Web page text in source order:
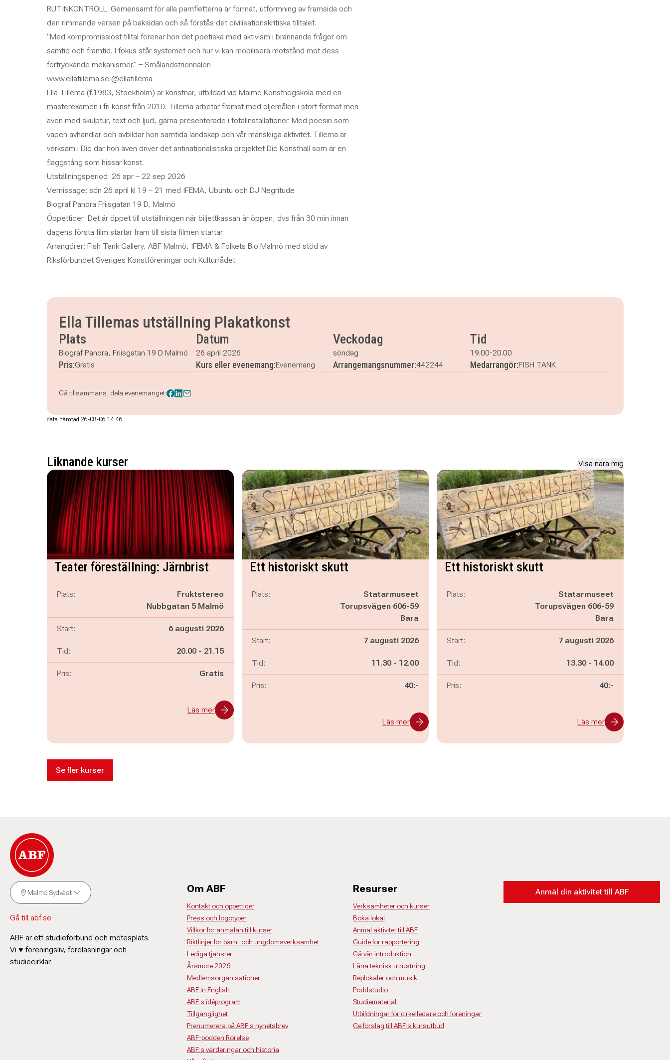
RUTINKONTROLL. Gemensamt för alla pamfletterna är format, utformning av framsida och
den rimmande versen på baksidan och så förstås det civilisationskritiska tilltalet.
“Med kompromisslöst tilltal förenar hon det poetiska med aktivism i brännande frågor om
samtid och framtid. I fokus står systemet och hur vi kan mobilisera motstånd mot dess
förtryckande mekanismer." – Smålandstriennalen
www.ellatillema.se @ellatillema
Ella Tillema (f.1983, Stockholm) är konstnär, utbildad vid Malmö Konsthögskola med en
masterexamen i fri konst från 2010. Tillema arbetar främst med oljemåleri i stort format men
även med skulptur, text och ljud, gärna presenterade i totalinstallationer. Med poesin som
vapen avhandlar och avbildar hon samtida landskap och vår mänskliga aktivitet. Tillema är
verksam i Diö där hon även driver det antinationalistiska projektet Diö Konsthall som är en
flaggstång som hissar konst.
Utställningsperiod: 26 apr – 22 sep 2026
Vernissage: sön 26 april kl 19 – 21 med IFEMA, Ubuntu och DJ Negritude
Biograf Panora Friisgatan 19 D, Malmö
Öppettider: Det är öppet till utställningen när biljettkassan är öppen, dvs från 30 min innan
dagens första film startar fram till sista filmen startar.
Arrangörer: Fish Tank Gallery, ABF Malmö, IFEMA & Folkets Bio Malmö med stöd av
Riksförbundet Sveriges Konstföreningar och Kulturrådet
Ella Tillemas utställning Plakatkonst
Plats
Biograf Panora, Friisgatan 19 D Malmö
Datum
26 april 2026
Veckodag
söndag
Tid
19.00-20.00
Pris:Gratis Kurs eller evenemang:Evenemang Arrangemangsnummer:442244 Medarrangör:FISH TANK
Gå tillsammans, dela evenemanget:
data hämtad 26-08-06 14.46
Liknande kurser Visa nära mig
Teater föreställning: Järnbrist
Plats:
Fruktstereo
Nubbgatan 5 Malmö
Start: 6 augusti 2026
Tid: Pågår mellan
20.00 - och
21.15
Pris: Gratis
Läs mer
Ett historiskt skutt
Plats:
Statarmuseet
Torupsvägen 606-59
Bara
Start: 7 augusti 2026
Tid: Pågår mellan
11.30 - och
12.00
Pris: 40:-
Läs mer
Ett historiskt skutt
Plats:
Statarmuseet
Torupsvägen 606-59
Bara
Start: 7 augusti 2026
Tid: Pågår mellan
13.30 - och
14.00
Pris: 40:-
Läs mer
Se fler kurser
Malmö Sydväst
Gå till abf.se
ABF är ett studieförbund och mötesplats.
Vi ♥ föreningsliv, föreläsningar och
studiecirklar.
Om ABF
Kontakt och öppettider
Press och logotyper
Villkor för anmälan till kurser
Riktlinjer för barn- och ungdomsverksamhet
Lediga tjänster
Årsmöte 2026
Medlemsorganisationer
ABF in English
ABF:s idéprogram
Tillgänglighet
Prenumerera på ABF:s nyhetsbrev
ABF-podden Rörelse
ABF:s värderingar och historia
Resurser
Verksamheter och kurser
Boka lokal
Anmäl aktivitet till ABF
Guide för rapportering
Gå vår introduktion
Låna teknisk utrustning
Replokaler och musik
Poddstudio
Studiematerial
Utbildningar för cirkelledare och föreningar
Ge förslag till ABF:s kursutbud
Anmäl din aktivitet till ABF